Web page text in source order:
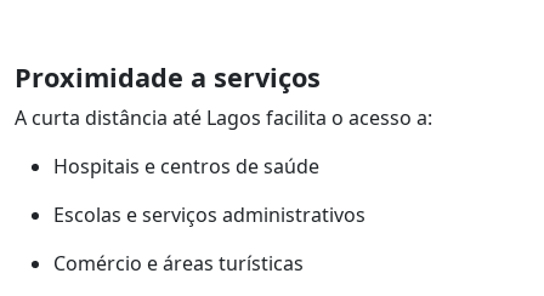
Proximidade a serviços
A curta distância até Lagos facilita o acesso a:
Hospitais e centros de saúde
Escolas e serviços administrativos
Comércio e áreas turísticas